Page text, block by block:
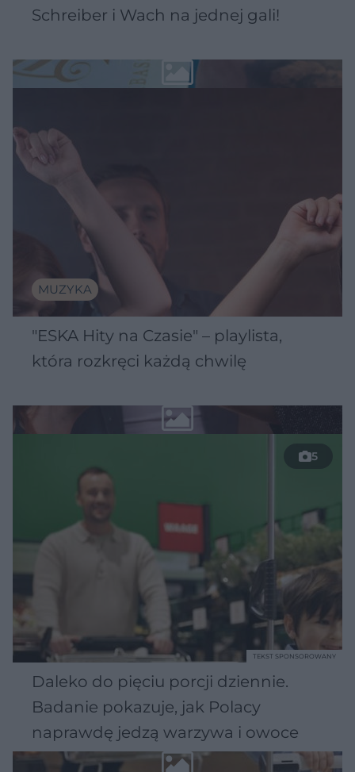
Schreiber i Wach na jednej gali!
MUZYKA
"ESKA Hity na Czasie" – playlista,
która rozkręci każdą chwilę
5
Daleko do pięciu porcji dziennie.
Badanie pokazuje, jak Polacy
naprawdę jedzą warzywa i owoce
TEKST SPONSOROWANY